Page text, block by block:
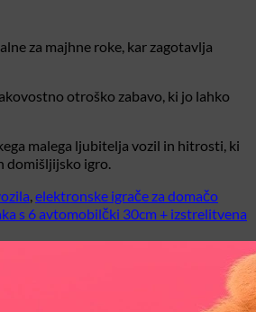
za majhne roke, kar zagotavlja
otroško zabavo, ki jo lahko
malega ljubitelja vozil in hitrosti, ki
domišljijsko igro.
,elektronske igrače za domačo
s 6 avtomobilčki 30cm + izstrelitvena